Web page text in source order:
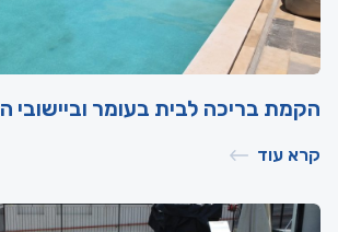
הקמת בריכה לבית בעומר וביישובי
קרא עוד